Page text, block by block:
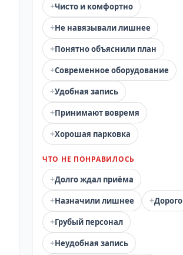
+Чисто и комфортно
+Не навязывали лишнее
+Понятно объяснили план
+Современное оборудование
+Удобная запись
+Принимают вовремя
+Хорошая парковка
ЧТО НЕ ПОНРАВИЛОСЬ
+Долго ждал приёма
+Назначили лишнее +Дорого
+Грубый персонал
+Неудобная запись